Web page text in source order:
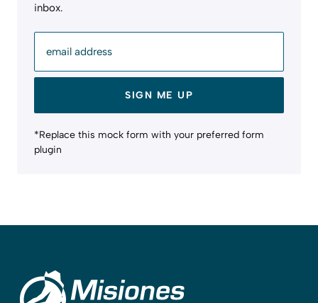
inbox.
email address
SIGN ME UP
*Replace this mock form with your preferred form
plugin